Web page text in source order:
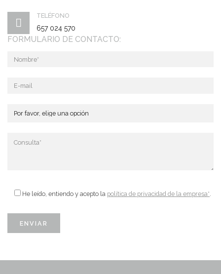
TELÉFONO
657 024 570
FORMULARIO DE CONTACTO:
He leído, entiendo y acepto la política de privacidad de la empresa*